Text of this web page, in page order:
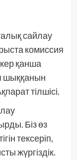
сайлау
комиссия
қанша
шыққанын
тілшісі.
Біз өз
тексеріп,
жүргіздік.